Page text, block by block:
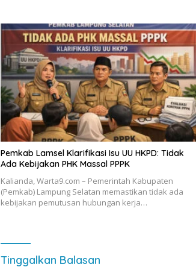
Pemkab Lamsel Klarifikasi Isu UU HKPD: Tidak
Ada Kebijakan PHK Massal PPPK
Kalianda, Warta9.com – Pemerintah Kabupaten
(Pemkab) Lampung Selatan memastikan tidak ada
kebijakan pemutusan hubungan kerja…
Tinggalkan Balasan